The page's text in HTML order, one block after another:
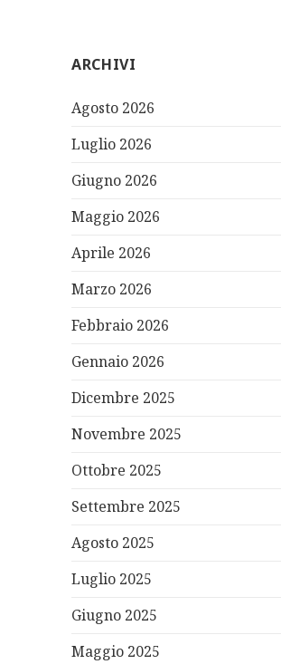
ARCHIVI
Agosto 2026
Luglio 2026
Giugno 2026
Maggio 2026
Aprile 2026
Marzo 2026
Febbraio 2026
Gennaio 2026
Dicembre 2025
Novembre 2025
Ottobre 2025
Settembre 2025
Agosto 2025
Luglio 2025
Giugno 2025
Maggio 2025